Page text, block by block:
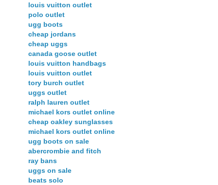
louis vuitton outlet
polo outlet
ugg boots
cheap jordans
cheap uggs
canada goose outlet
louis vuitton handbags
louis vuitton outlet
tory burch outlet
uggs outlet
ralph lauren outlet
michael kors outlet online
cheap oakley sunglasses
michael kors outlet online
ugg boots on sale
abercrombie and fitch
ray bans
uggs on sale
beats solo